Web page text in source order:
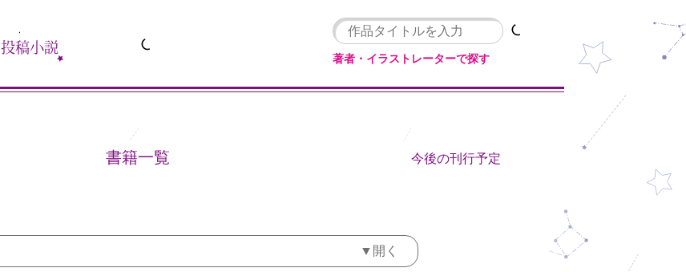
投稿小説
著者・イラストレーターで探す
書籍一覧 今後の刊行予定
▼開く